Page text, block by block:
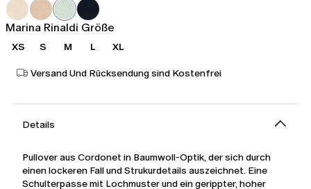
€
€
Marina Rinaldi Größe
XS S M L XL
Versand Und Rücksendung sind Kostenfrei
Details
Pullover aus Cordonet in Baumwoll-Optik, der sich durch
einen lockeren Fall und Strukurdetails auszeichnet. Eine
Schulterpasse mit Lochmuster und ein gerippter, hoher